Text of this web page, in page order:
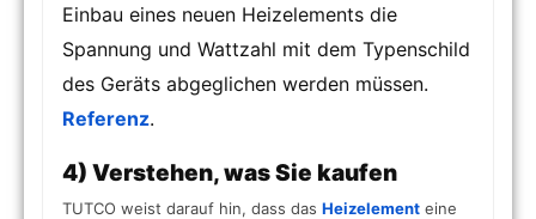
Einbau eines neuen Heizelements die
Spannung und Wattzahl mit dem Typenschild
des Geräts abgeglichen werden müssen.
Referenz.
4) Verstehen, was Sie kaufen
TUTCO weist darauf hin, dass das Heizelement eine